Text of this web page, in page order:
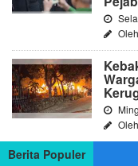
Berita Populer